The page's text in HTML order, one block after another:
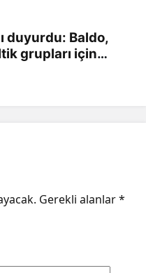
duyurdu: Baldo,
grupları için
Gerekli alanlar*